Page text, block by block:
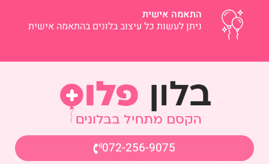
התאמה אישית
ניתן לעשות כל עיצוב בלונים בהתאמה אישית
072-256-9075